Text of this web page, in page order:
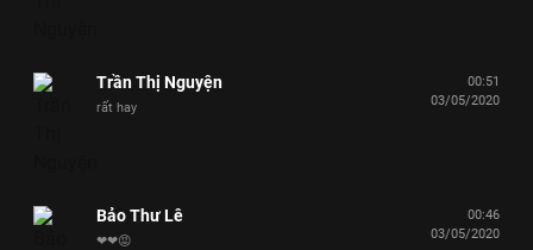
Trần Thị Nguyện
rất hay
00:51
03/05/2020
Bảo Thư Lê
❤❤😡
00:46
03/05/2020